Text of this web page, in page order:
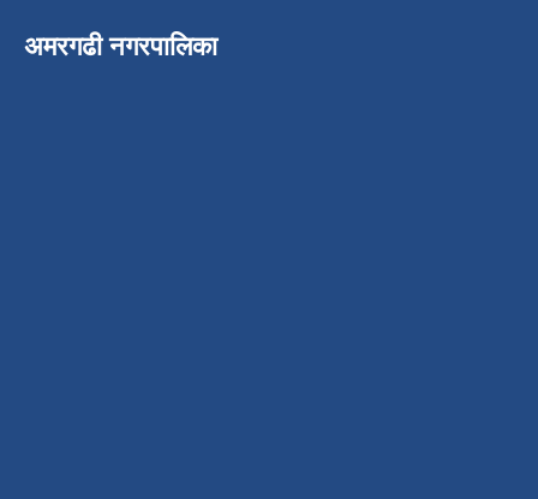
अमरगढी नगरपालिका